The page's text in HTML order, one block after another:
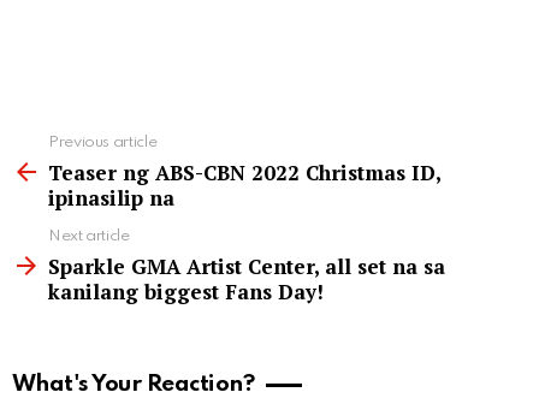
more
Previous article
Teaser ng ABS-CBN 2022 Christmas ID,
ipinasilip na
Next article
Sparkle GMA Artist Center, all set na sa
kanilang biggest Fans Day!
What's Your Reaction?